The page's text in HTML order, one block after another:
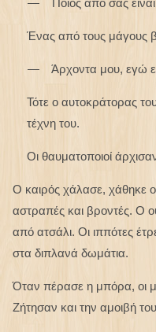
— Ποιος από σας είναι
Ένας από τους μάγους
— Άρχοντα μου, εγώ
Τότε ο αυτοκράτορας
τέχνη του.
Οι θαυματοποιοί
Ο καιρός χάλασε, χάθηκε
αστραπές και βροντές. Ο
από ατσάλι. Οι ιππότες
στα διπλανά δωμάτια.
Όταν πέρασε η μπόρα, οι
Ζήτησαν και την αμοιβή